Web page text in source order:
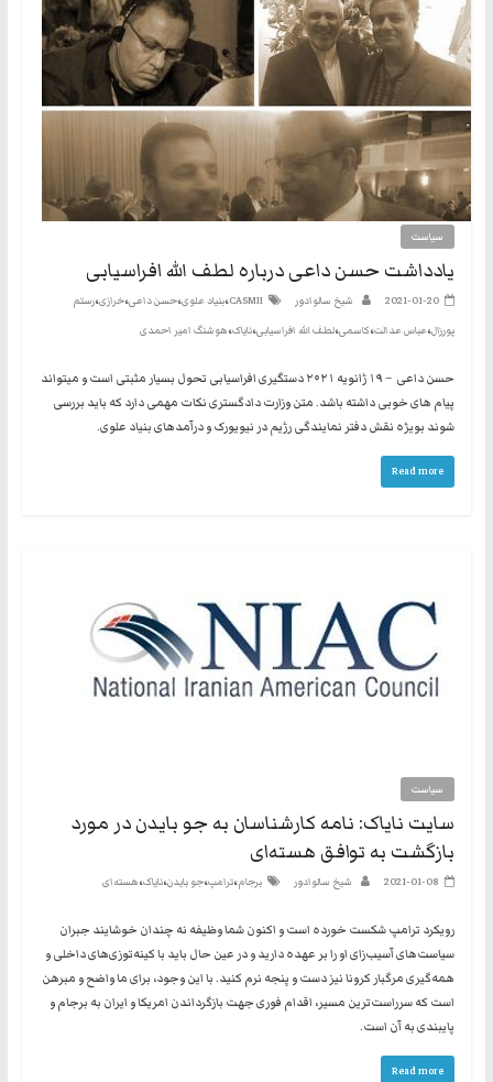
سیاست
یادداشت حسن داعی درباره لطف الله افراسیابی
2021-01-20 شیخ سالوادور CASMII،بنیاد علوی،حسن داعی،خرازی،رستم
پورزال،عباس عدالت،کاسمی،لطف الله افراسیابی،نایاک،هوشنگ امیر احمدی
حسن داعی – ۱۹ ژانویه ۲۰۲۱ دستگیری افراسیابی تحول بسیار مثبتی است و میتواند
پیام های خوبی داشته باشد. متن وزارت دادگستری نکات مهمی دارد که باید بررسی
شوند بویژه نقش دفتر نمایندگی رژیم در نیویورک و درآمدهای بنیاد علوی.
Read more
سیاست
سایت نایاک: نامه کارشناسان به جو بایدن در مورد
بازگشت به توافق هسته‌ای
2021-01-08 شیخ سالوادور برجام،ترامپ،جو بایدن،نایاک،هسته‌ای
رویکرد ترامپ شکست خورده است و اکنون شما وظیفه نه چندان خوشایند جبران
سیاست‌های آسیب‌زای او را بر عهده دارید و در عین حال باید با کینه‌توزی‌های داخلی و
همه‌گیری مرگبار کرونا نیز دست و پنجه نرم کنید. با این وجود، برای ما واضح و مبرهن
است که سرراست‌ترین مسیر، اقدام فوری جهت بازگرداندن امریکا و ایران به برجام و
پایبندی به آن است.
Read more